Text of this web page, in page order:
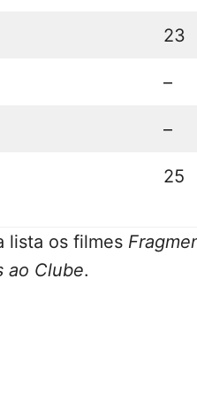
23
–
–
25
lista os filmes
ao Clube.